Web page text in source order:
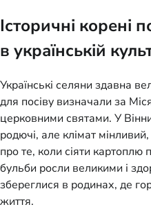
Історичні корені
в українській
Українські селяни здавна
для посіву визначали за
церковними святами. У
родючі, але клімат
про те, коли сіяти
бульби росли великими і
збереглися в родинах, де
життя.